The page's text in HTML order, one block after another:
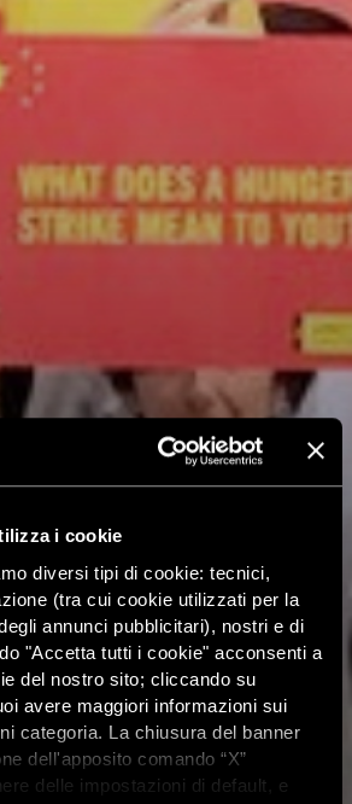
i cookie
diversi tipi di cookie: tecnici,
(tra cui cookie utilizzati per la
annunci pubblicitari), nostri e di
"Accetta tutti i cookie" acconsenti a
del nostro sito; cliccando su
avere maggiori informazioni sui
categoria. La chiusura del banner
dell'apposito comando “X”
delle impostazioni di default, e